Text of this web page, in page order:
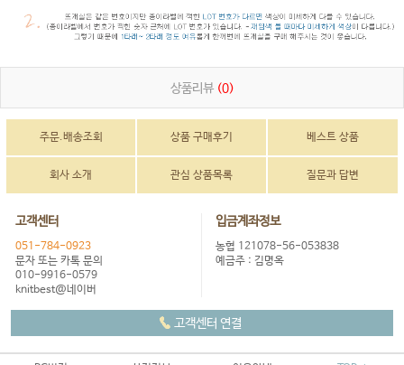
상품리뷰 (0)
주문.배송조회 상품 구매후기 베스트 상품
회사 소개 관심 상품목록 질문과 답변
고객센터
051-784-0923
문자 또는 카톡 문의
010-9916-0579
knitbest@네이버
입금계좌정보
농협 121078-56-053838
예금주 : 김명옥
고객센터 연결